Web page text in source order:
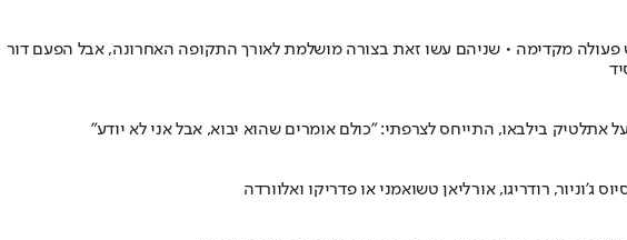
מקדימה • שניהם עשו זאת בצורה מושלמת לאורך התקופה האחרונה, אבל הפעם דור
רודריגו, אורליאן טשואמני או פדריקו ואלוורדה